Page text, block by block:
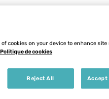
cookies on your device to enhance
Politique de cookies
Reject All Accept